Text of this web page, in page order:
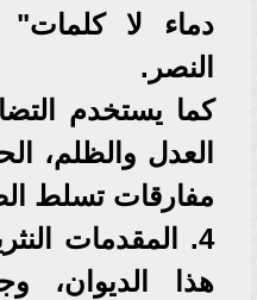
دماء لا كلمات"
النصر.
كما يستخدم
العدل والظلم،
مفارقات تسلط
4. المقدمات
هذا الديوان،